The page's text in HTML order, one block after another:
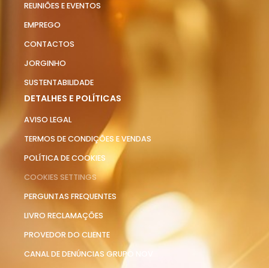
REUNIÕES E EVENTOS
EMPREGO
CONTACTOS
JORGINHO
SUSTENTABILIDADE
DETALHES E POLÍTICAS
AVISO LEGAL
TERMOS DE CONDIÇÕES E VENDAS
POLÍTICA DE COOKIES
COOKIES SETTINGS
PERGUNTAS FREQUENTES
LIVRO RECLAMAÇÕES
PROVEDOR DO CLIENTE
CANAL DE DENÚNCIAS GRUPO NOV